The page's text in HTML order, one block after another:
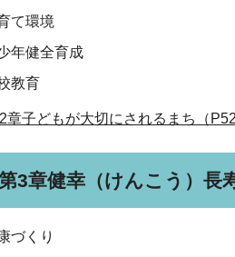
て環境
年健全育成
教育
子どもが大切にされるまち（
3章健幸（けんこう）長
づくり